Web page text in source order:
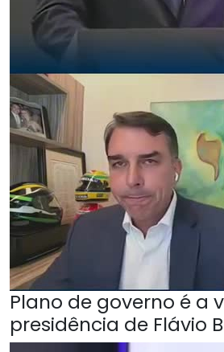
Plano de governo é a
presidência de Flávio